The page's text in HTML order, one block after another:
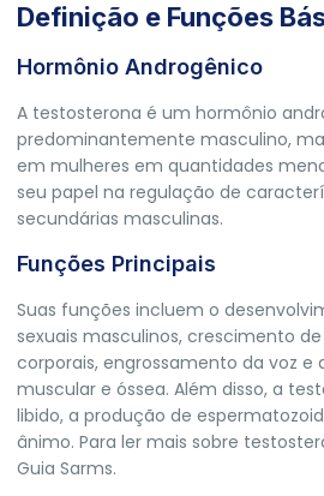
Definição e Funções
Hormônio Androgênico
A testosterona é um hormônio
predominantemente masculino,
em mulheres em quantidades
seu papel na regulação de
secundárias masculinas.
Funções Principais
Suas funções incluem o
sexuais masculinos, crescimento
corporais, engrossamento da voz e
muscular e óssea. Além disso, a
libido, a produção de
ânimo. Para ler mais sobre
Guia Sarms.